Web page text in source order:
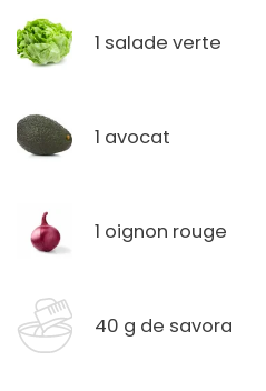
1 salade verte
1 avocat
1 oignon rouge
40 g de savora